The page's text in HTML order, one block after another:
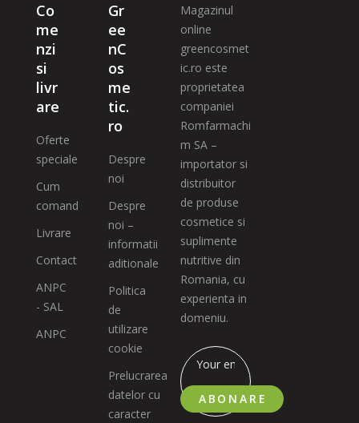
Co
me
nzi
si
livr
are
Oferte
speciale
Cum
comand
Livrare
Contact
ANPC
- SAL
ANPC
Gr
ee
nC
os
me
tic.
ro
Despre
noi
Despre
noi –
informatii
aditionale
Politica
de
utilizare
cookie
Prelucrarea
datelor cu
caracter
Magazinul
online
greencosmet
ic.ro este
proprietatea
companiei
Romfarmachi
m SA –
importator si
distribuitor
de produse
cosmetice si
suplimente
nutritive din
Romania, cu
experienta in
domeniu.
ABONARE